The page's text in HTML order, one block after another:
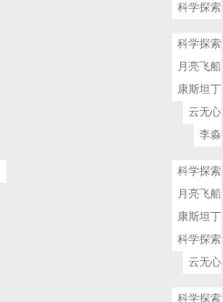
科学探索
科学探索
月亮飞船
康斯坦丁
云无心
李淼
科学探索
月亮飞船
康斯坦丁
科学探索
云无心
科学探索